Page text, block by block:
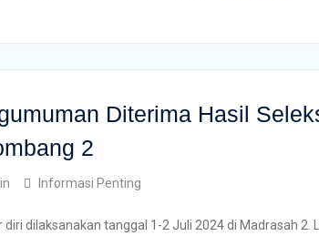
Diterima Hasil
2
Informasi Penting
diri dilaksanakan tanggal 1-2 Juli 2024 di Madrasah 2.